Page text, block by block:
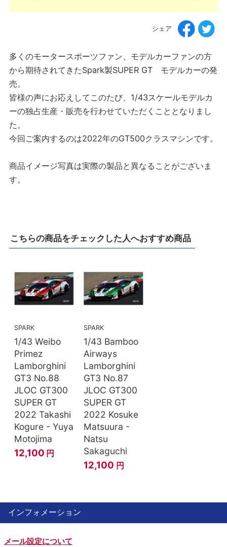
シェア
多くのモータースポーツファン、モデルカーファンの方
から期待されてきたSpark製SUPER GT モデルカーの発
売。
皆様の声にお応えしてこのたび、1/43スケールモデルカ
ーの独占生産・販売を行わせていただくこととなりまし
た。
今回ご案内するのは2022年のGT500クラスマシンです。
商品イメージ写真は実際の製品と異なることがございま
す。
こちらの商品をチェックした人へおすすめ商品
SPARK
1/43 Weibo
Primez
Lamborghini
GT3 No.88
JLOC GT300
SUPER GT
2022 Takashi
Kogure - Yuya
Motojima
12,100 円
SPARK
1/43 Bamboo
Airways
Lamborghini
GT3 No.87
JLOC GT300
SUPER GT
2022 Kosuke
Matsuura -
Natsu
Sakaguchi
12,100 円
インフォメーション
メール設定について